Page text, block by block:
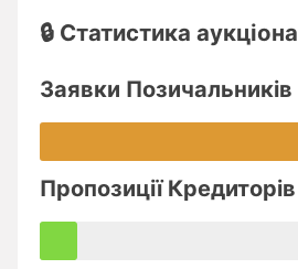
🔒 Статистика аукціона
Заявки Позичальників
Пропозиції Кредиторів